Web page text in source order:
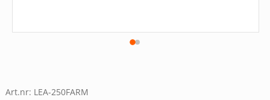
Art.nr: LEA-250FARM